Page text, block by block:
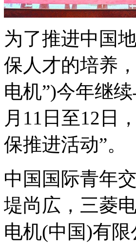
为了推进中国
保人才的培养
电机”)今年继
月11日至12日
保推进活动”。
中国国际青年
堤尚広，三菱
电机(中国)有